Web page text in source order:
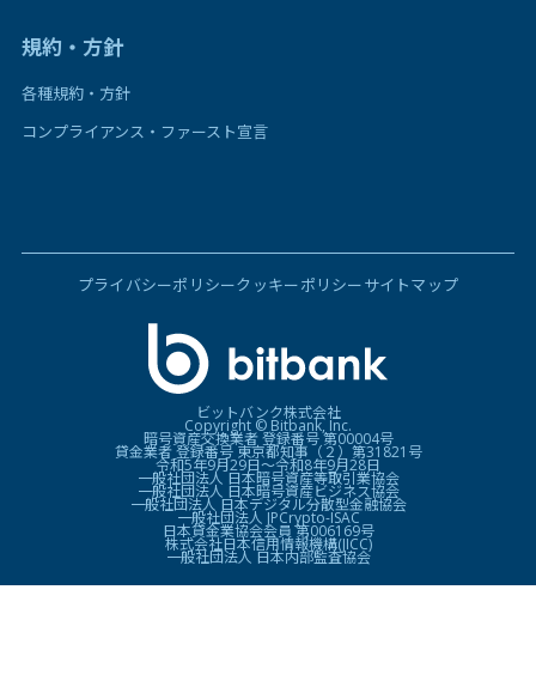
規約・方針
各種規約・方針
コンプライアンス・ファースト宣言
プライバシーポリシークッキーポリシーサイトマップ
ビットバンク株式会社
Copyright © Bitbank, Inc.
暗号資産交換業者 登録番号 第00004号
貸金業者 登録番号 東京都知事（２）第31821号
令和5年9月29日〜令和8年9月28日
一般社団法人 日本暗号資産等取引業協会
一般社団法人 日本暗号資産ビジネス協会
一般社団法人 日本デジタル分散型金融協会
一般社団法人 JPCrypto-ISAC
日本貸金業協会会員 第006169号
株式会社日本信用情報機構(JICC)
一般社団法人 日本内部監査協会